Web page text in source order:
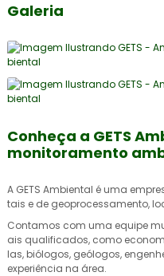
Galeria
Conheça a GETS
monitoramento
A GETS Ambiental é uma
tais e de geoprocessamento,
Contamos com uma equipe
ais qualificados, como
las, biólogos, geólogos,
experiência na área.